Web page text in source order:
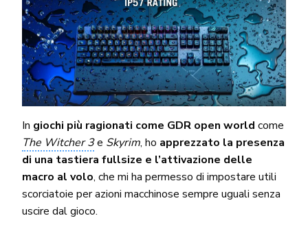
In giochi più ragionati come GDR open world come
The Witcher 3e Skyrim, ho apprezzato la presenza
di una tastiera fullsize e l’attivazione delle
macro al volo, che mi ha permesso di impostare utili
scorciatoie per azioni macchinose sempre uguali senza
uscire dal gioco.